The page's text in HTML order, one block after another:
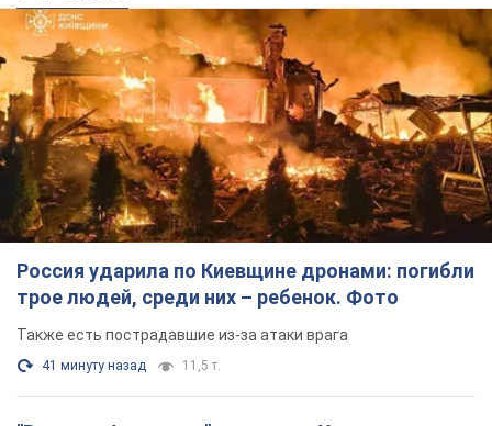
трое людей, среди них – ребенок. Фото
Также есть пострадавшие из-за атаки врага
41 минуту назад 11,5 т.
"Верните Федорова": в городах Украины уже
23-й день подряд проходят массовые митинги
с плакатами. Фото и видео
Участники акций продолжают серию ежедневных протестов
7 часов назад 2,7 т.
Сенат США одобрил законопроект Грэма о
санкциях против России: что дальше
Документ предусматривает новые экономические